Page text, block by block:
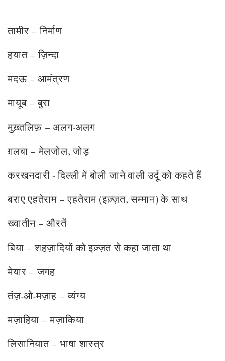
तामीर – निर्माण
हयात – ज़िन्दा
मदऊ – आमंत्रण
मायूब – बुरा
मुख़्तलिफ़ – अलग-अलग
ग़लबा – मेलजोल, जोड़
करखनदारी - दिल्ली में बोली जाने वाली उर्दू को कहते हैं
बराए एहतेराम – एहतेराम (इज़्ज़त, सम्मान) के साथ
ख्वातीन – औरतें
बिया – शहज़ादियों को इज़्ज़त से कहा जाता था
मेयार – जगह
तंज़-ओ-मज़ाह – व्यंग्य
मज़ाहिया – मज़ाकिया
लिसानियात – भाषा शास्त्र